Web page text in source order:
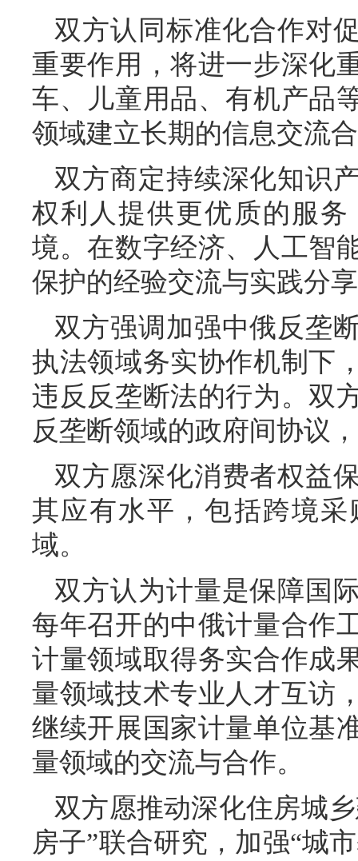
双方认同标准化合作对
重要作用，将进一步深化
车、儿童用品、有机产品
领域建立长期的信息交流
双方商定持续深化知识
权利人提供更优质的服
境。在数字经济、人工智
保护的经验交流与实践分
双方强调加强中俄反垄
执法领域务实协作机制下
违反反垄断法的行为。双
反垄断领域的政府间协议
双方愿深化消费者权益
其应有水平，包括跨境
域。
双方认为计量是保障国
每年召开的中俄计量合作
计量领域取得务实合作成
量领域技术专业人才互访
继续开展国家计量单位基
量领域的交流与合作。
双方愿推动深化住房城
房子”联合研究，加强“城